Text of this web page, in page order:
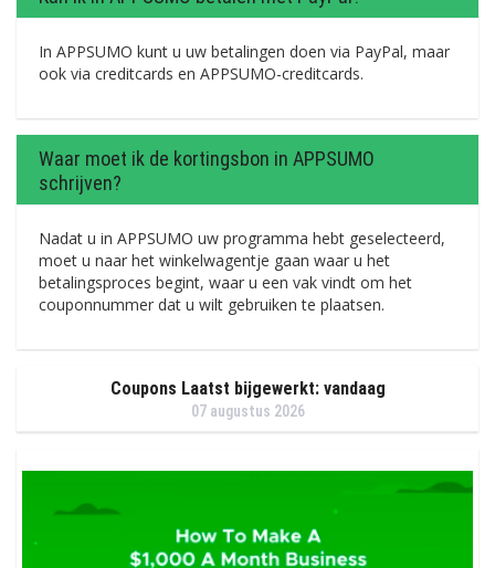
In APPSUMO kunt u uw betalingen doen via PayPal, maar
ook via creditcards en APPSUMO-creditcards.
Waar moet ik de kortingsbon in APPSUMO
schrijven?
Nadat u in APPSUMO uw programma hebt geselecteerd,
moet u naar het winkelwagentje gaan waar u het
betalingsproces begint, waar u een vak vindt om het
couponnummer dat u wilt gebruiken te plaatsen.
Coupons Laatst bijgewerkt: vandaag
07 augustus 2026